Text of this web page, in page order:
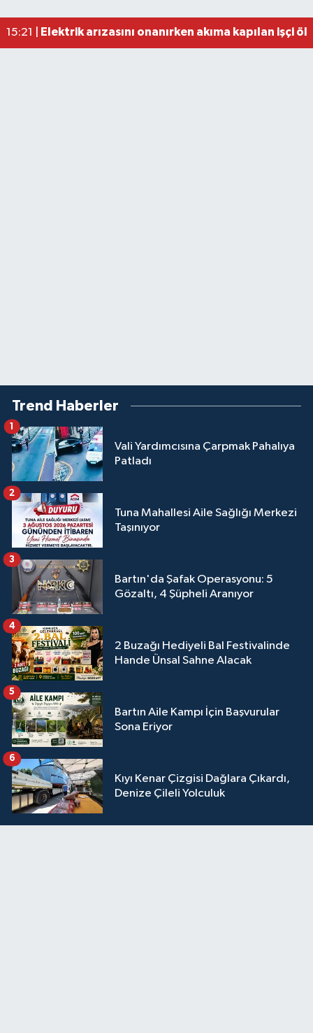
15:21 | Elektrik arızasını onanırken akıma kapılan işçi
Trend Haberler
Vali Yardımcısına Çarpmak Pahalıya
Patladı
1
Tuna Mahallesi Aile Sağlığı Merkezi
Taşınıyor
2
Bartın'da Şafak Operasyonu: 5
Gözaltı, 4 Şüpheli Aranıyor
3
2 Buzağı Hediyeli Bal Festivalinde
Hande Ünsal Sahne Alacak
4
Bartın Aile Kampı İçin Başvurular
Sona Eriyor
5
Kıyı Kenar Çizgisi Dağlara Çıkardı,
Denize Çileli Yolculuk
6